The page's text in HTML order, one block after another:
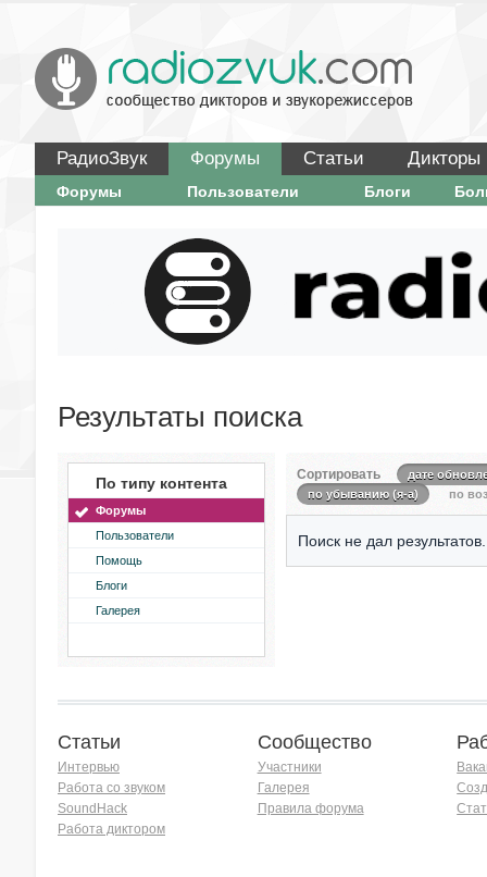
РадиоЗвук Форумы Статьи Дикторы
Форумы Пользователи Блоги
Результаты поиска
По типу контента
Форумы
Пользователи
Помощь
Блоги
Галерея
Сортировать
дате
по убыванию (я-а)
по
Поиск не дал результатов.
Статьи
Интервью
Работа со звуком
SoundHack
Работа диктором
Сообщество
Участники
Галерея
Правила форума